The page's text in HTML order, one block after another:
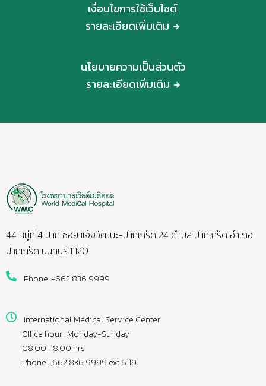
เงื่อนไขการใช้เว็บไซต์
รายละเอียดเพิ่มเติม
นโยบายความเป็นส่วนตัว
รายละเอียดเพิ่มเติม
44 หมู่ที่ 4 ปาก ซอย แจ้งวัฒนะ-ปากเกร็ด 24 ตำบล ปากเกร็ด อำเภอ
ปากเกร็ด นนทบุรี 11120
Phone: +662 836 9999
International Medical Service Center
Office hour : Monday-Sunday
08.00-18.00 hrs
Phone +662 836 9999 ext 6119